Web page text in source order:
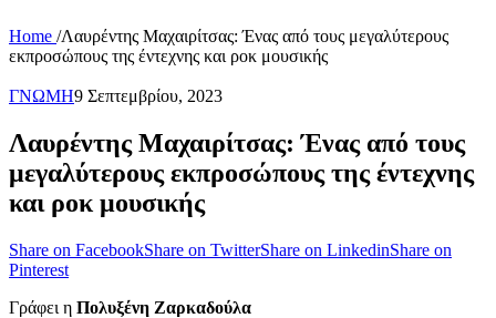
Home /Λαυρέντης Μαχαιρίτσας: Ένας από τους μεγαλύτερους
εκπροσώπους της έντεχνης και ροκ μουσικής
ΓΝΩΜΗ9 Σεπτεμβρίου, 2023
Λαυρέντης Μαχαιρίτσας: Ένας από τους
μεγαλύτερους εκπροσώπους της έντεχνης
και ροκ μουσικής
Share on FacebookShare on TwitterShare on LinkedinShare on
Pinterest
Γράφει η Πολυξένη Ζαρκαδούλα